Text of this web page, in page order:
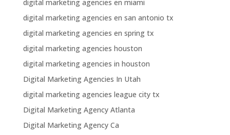
digital marketing agencies en miami
digital marketing agencies en san antonio tx
digital marketing agencies en spring tx
digital marketing agencies houston
digital marketing agencies in houston
Digital Marketing Agencies In Utah
digital marketing agencies league city tx
Digital Marketing Agency Atlanta
Digital Marketing Agency Ca